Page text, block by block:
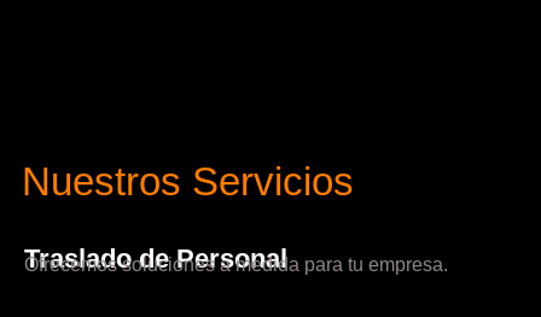
Nuestros Servicios
Traslado de Personal
Ofrecemos soluciones a medida para tu empresa.